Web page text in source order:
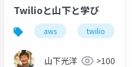
Twilioと山下と学び
aws twilio
山下光洋 >100